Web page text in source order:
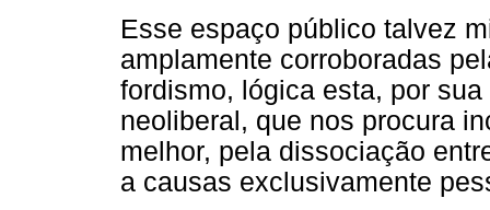
Esse espaço público talvez
amplamente corroboradas
fordismo, lógica esta, por
neoliberal, que nos procura
melhor, pela dissociação
a causas exclusivamente